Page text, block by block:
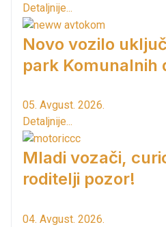
Detaljnije...
Novo vozilo
park Komunalnih
05. Avgust. 2026.
Detaljnije...
Mladi vozači,
roditelji pozor!
04. Avgust. 2026.